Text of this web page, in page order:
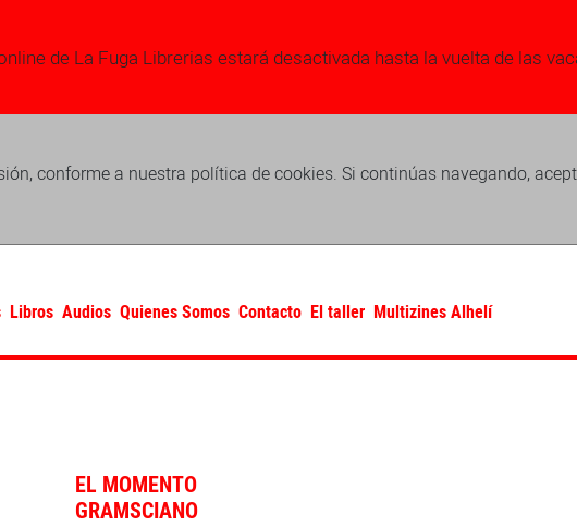
de La Fuga Librerias estará desactivada hasta la vuelta de las
conforme a nuestra política de cookies. Si continúas navegando,
Libros Audios Quienes Somos Contacto El taller Multizines Alhelí
EL MOMENTO
GRAMSCIANO